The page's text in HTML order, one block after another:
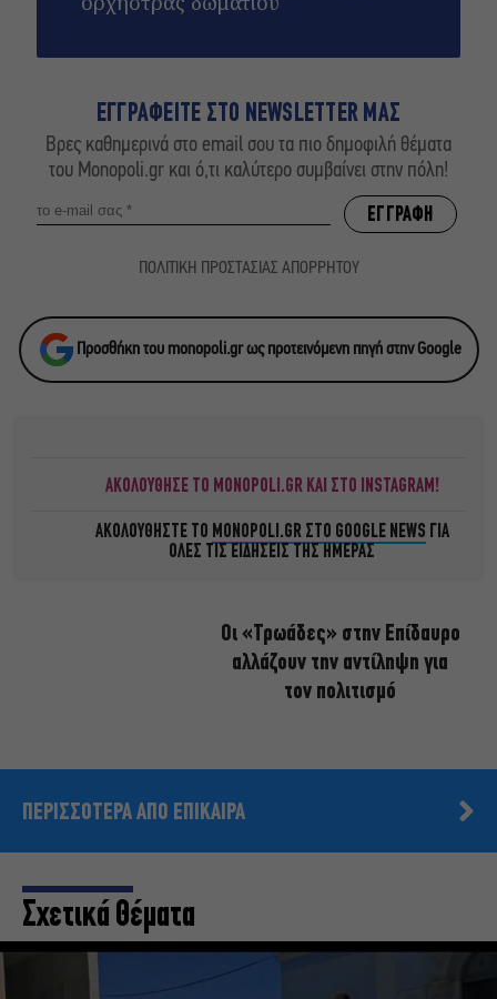
ΕΓΓΡΑΦΕΙΤΕ ΣΤΟ NEWSLETTER ΜΑΣ
Βρες καθημερινά στο email σου τα πιο δημοφιλή θέματα
του Monopoli.gr και ό,τι καλύτερο συμβαίνει στην πόλη!
ΠΟΛΙΤΙΚΗ ΠΡΟΣΤΑΣΙΑΣ ΑΠΟΡΡΗΤΟΥ
Προσθήκη του monopoli.gr ως προτεινόμενη πηγή στην Google
ΑΚΟΛΟΥΘΗΣΕ ΤΟ MONOPOLI.GR ΚΑΙ ΣΤΟ INSTAGRAM!
ΑΚΟΛΟΥΘΗΣΤΕ ΤΟ MONOPOLI.GR ΣΤΟ GOOGLE NEWS ΓΙΑ
ΟΛΕΣ ΤΙΣ ΕΙΔΗΣΕΙΣ ΤΗΣ ΗΜΕΡΑΣ
Οι «Τρωάδες» στην Επίδαυρο
αλλάζουν την αντίληψη για
τον πολιτισμό
ΠΕΡΙΣΣΟΤΕΡΑ ΑΠΟ ΕΠΙΚΑΙΡΑ
Σχετικά Θέματα